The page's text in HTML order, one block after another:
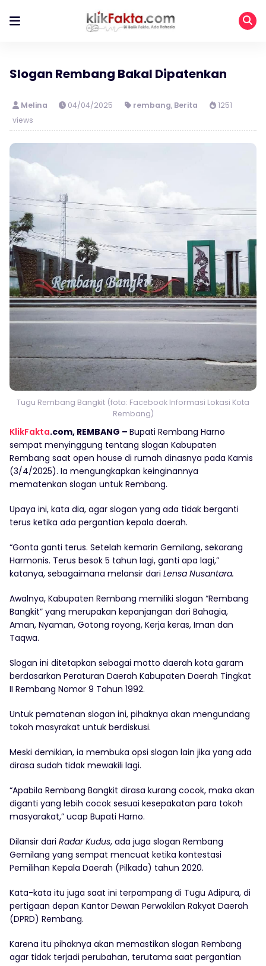
Slogan Rembang Bakal Dipatenkan
Melina 04/04/2025 rembang, Berita
1251
views
Tugu Rembang Bangkit (foto: Facebook Informasi Lokasi Kota
Rembang)
KlikFakta.com, REMBANG – Bupati Rembang Harno
sempat menyinggung tentang slogan Kabupaten
Rembang saat open house di rumah dinasnya pada Kamis
(3/4/2025). Ia mengungkapkan keinginannya
mematenkan slogan untuk Rembang.
Upaya ini, kata dia, agar slogan yang ada tidak berganti
terus ketika ada pergantian kepala daerah.
“Gonta ganti terus. Setelah kemarin Gemilang, sekarang
Harmonis. Terus besok 5 tahun lagi, ganti apa lagi,”
katanya, sebagaimana melansir dari Lensa Nusantara.
Awalnya, Kabupaten Rembang memiliki slogan “Rembang
Bangkit” yang merupakan kepanjangan dari Bahagia,
Aman, Nyaman, Gotong royong, Kerja keras, Iman dan
Taqwa.
Slogan ini ditetapkan sebagai motto daerah kota garam
berdasarkan Peraturan Daerah Kabupaten Daerah Tingkat
II Rembang Nomor 9 Tahun 1992.
Untuk pematenan slogan ini, pihaknya akan mengundang
tokoh masyrakat untuk berdiskusi.
Meski demikian, ia membuka opsi slogan lain jika yang ada
dirasa sudah tidak mewakili lagi.
“Apabila Rembang Bangkit dirasa kurang cocok, maka akan
diganti yang lebih cocok sesuai kesepakatan para tokoh
masyarakat,” ucap Bupati Harno.
Dilansir dari Radar Kudus, ada juga slogan Rembang
Gemilang yang sempat mencuat ketika kontestasi
Pemilihan Kepala Daerah (Pilkada) tahun 2020.
Kata-kata itu juga saat ini terpampang di Tugu Adipura, di
pertigaan depan Kantor Dewan Perwakilan Rakyat Daerah
(DPRD) Rembang.
Karena itu pihaknya akan memastikan slogan Rembang
agar tidak terjadi perubahan, terutama saat pergantian